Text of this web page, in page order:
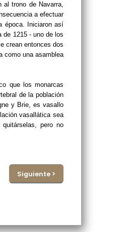
al trono de Navarra,
a efectuar
época. Iniciaron así
de 1215 - uno de los
crean entonces dos
como una asamblea
que los monarcas
de la población
y Brie, es vasallo
vasallática sea
pero no
Siguiente >